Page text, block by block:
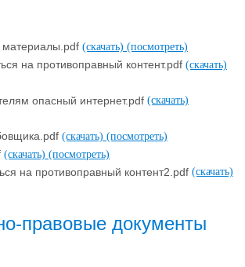
материалы.pdf (скачать) (посмотреть)
на противоправный контент.pdf (скачать)
опасный интернет.pdf (скачать)
(скачать) (посмотреть)
(скачать) (посмотреть)
на противоправный контент2.pdf (скачать)
правовые документы